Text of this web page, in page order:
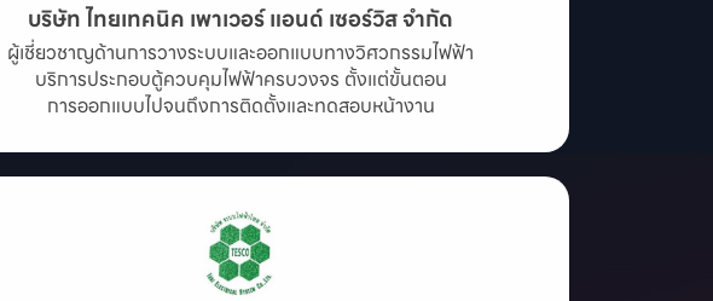
บริษัท ไทยเทคนิค เพาเวอร์ แอนด์ เซอร์วิส จำกัด
ผู้เชี่ยวชาญด้านการวางระบบและออกแบบทางวิศวกรรมไฟฟ้า
บริการประกอบตู้ควบคุมไฟฟ้าครบวงจร ตั้งแต่ขั้นตอน
การออกแบบไปจนถึงการติดตั้งและทดสอบหน้างาน